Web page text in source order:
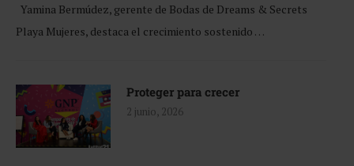
Yamina Bermúdez, gerente de Bodas de Dreams & Secrets
Playa Mujeres, destaca el crecimiento sostenido …
Proteger para crecer
2 junio, 2026